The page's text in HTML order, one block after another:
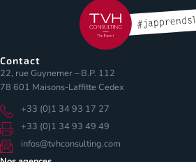
Contact
22, rue Guynemer – B.P. 112
78 601 Maisons-Laffitte Cedex
+33 (0)1 34 93 17 27
+33 (0)1 34 93 49 49
infos@tvhconsulting.com